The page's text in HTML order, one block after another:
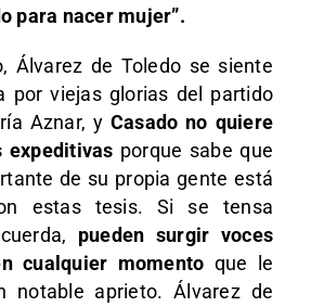
para nacer mujer”.
Álvarez de Toledo se siente
por viejas glorias del partido
Aznar, y Casado no quiere
expeditivas porque sabe que
de su propia gente está
estas tesis. Si se tensa
pueden surgir voces
cualquier momento que le
notable aprieto. Álvarez de